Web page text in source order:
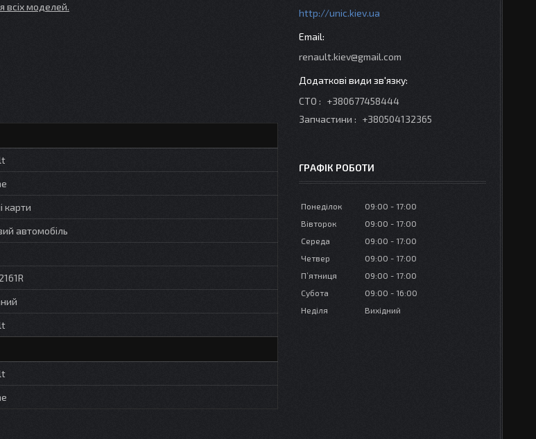
всіх моделей.
карти
автомобіль
http://unic.kiev.ua
renault.kiev@gmail.com
СТО
+380677458444
Запчастини
+380504132365
ГРАФІК РОБОТИ
Понеділок 09:00
17:00
Вівторок
09:00
17:00
Середа
09:00
17:00
Четвер
09:00
17:00
Пʼятниця
09:00
17:00
Субота
09:00
16:00
Неділя
Вихідний